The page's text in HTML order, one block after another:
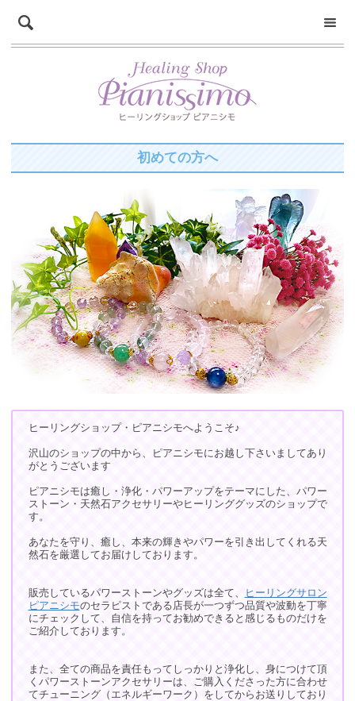
初めての方へ
ヒーリングショップ・ピアニシモへようこそ♪
沢山のショップの中から、ピアニシモにお越し下さいましてあり
がとうございます
ピアニシモは癒し・浄化・パワーアップをテーマにした、パワー
ストーン・天然石アクセサリーやヒーリンググッズのショップで
す。
あなたを守り、癒し、本来の輝きやパワーを引き出してくれる天
然石を厳選してお届けしております。
販売しているパワーストーンやグッズは全て、
ヒーリングサロン
ピアニシモのセラピストである店長が一つずつ品質や波動を丁寧
にチェックして、自信を持ってお勧めできると感じるものだけを
ご紹介しております。
また、全ての商品を責任もってしっかりと浄化し、身につけて頂
くパワーストーンアクセサリーは、ご購入くださった方に合わせ
てチューニング（エネルギーワーク）をしてからお送りしており